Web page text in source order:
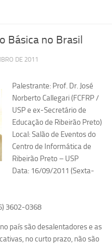
Sociedade: CienArtES
em Tecnologia e Informação
e Segurança Pública
Básica no Brasil
DE 2011
Palestrante: Prof. Dr. José
Norberto Callegari (FCFRP /
USP e ex-Secretário de
Educação de Ribeirão Preto)
Local:Salão de Eventos do
Centro de Informática de
Ribeirão Preto – USP
Data: 16/09/2011 (Sexta-
3602-0368
país são desalentadores e as
no curto prazo, não são